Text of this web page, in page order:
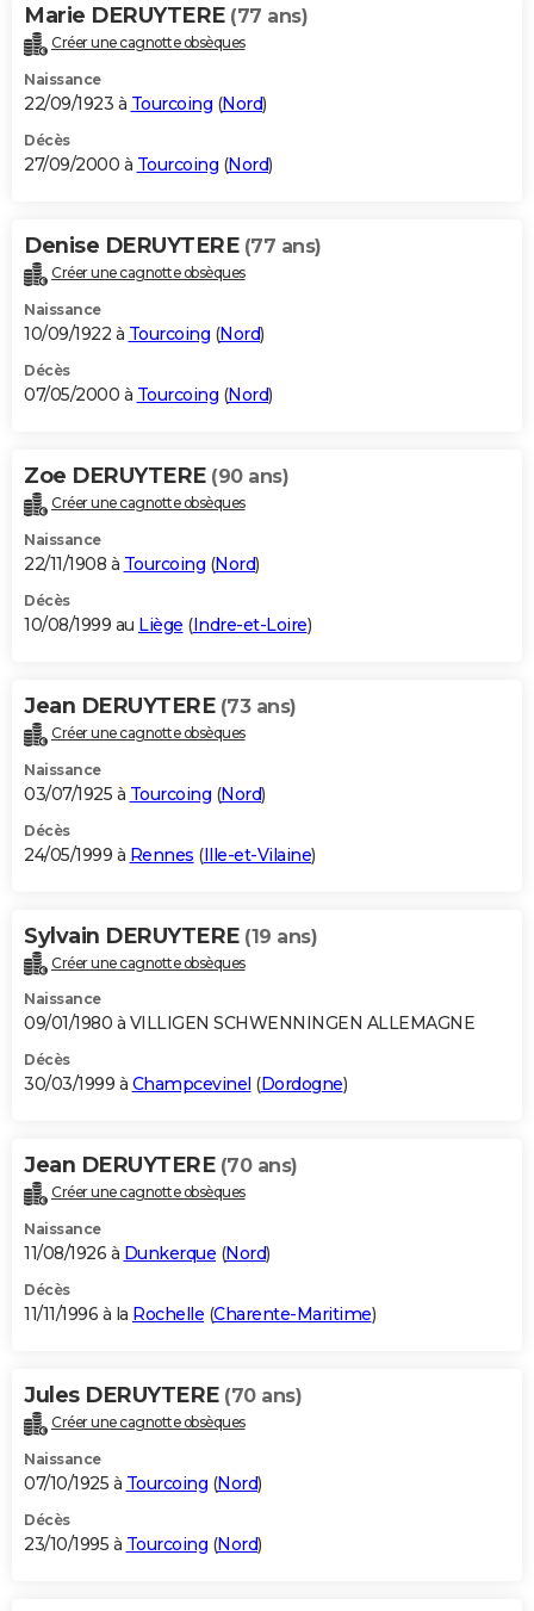
Marie DERUYTERE (77 ans)
Créer une cagnotte obsèques
Naissance
22/09/1923 à Tourcoing (Nord)
Décès
27/09/2000 à Tourcoing (Nord)
Denise DERUYTERE (77 ans)
Créer une cagnotte obsèques
Naissance
10/09/1922 à Tourcoing (Nord)
Décès
07/05/2000 à Tourcoing (Nord)
Zoe DERUYTERE (90 ans)
Créer une cagnotte obsèques
Naissance
22/11/1908 à Tourcoing (Nord)
Décès
10/08/1999 au Liège (Indre-et-Loire)
Jean DERUYTERE (73 ans)
Créer une cagnotte obsèques
Naissance
03/07/1925 à Tourcoing (Nord)
Décès
24/05/1999 à Rennes (Ille-et-Vilaine)
Sylvain DERUYTERE (19 ans)
Créer une cagnotte obsèques
Naissance
09/01/1980 à VILLIGEN SCHWENNINGEN ALLEMAGNE
Décès
30/03/1999 à Champcevinel (Dordogne)
Jean DERUYTERE (70 ans)
Créer une cagnotte obsèques
Naissance
11/08/1926 à Dunkerque (Nord)
Décès
11/11/1996 à la Rochelle (Charente-Maritime)
Jules DERUYTERE (70 ans)
Créer une cagnotte obsèques
Naissance
07/10/1925 à Tourcoing (Nord)
Décès
23/10/1995 à Tourcoing (Nord)